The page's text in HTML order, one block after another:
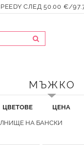
СЛЕД 50.00 €/
МЪЖКО
ЦВЕТОВЕ ЦЕНА
НА БАНСКИ